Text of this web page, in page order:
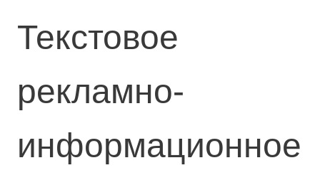
Текстовое
рекламно-
информационное